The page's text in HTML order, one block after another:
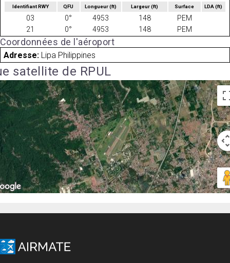
Identifiant RWY QFU Longueur(ft) Largeur(ft) Surface LDA(ft)
03 0° 4953 148
PEM
21
0° 4953 148 PEM
Coordonnées de l'aéroport
Adresse: Lipa Philippines
satellite de RPUL